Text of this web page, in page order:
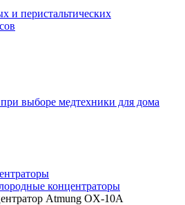
и перистальтических
выборе медтехники для дома
концентраторы
Atmung OX-10A